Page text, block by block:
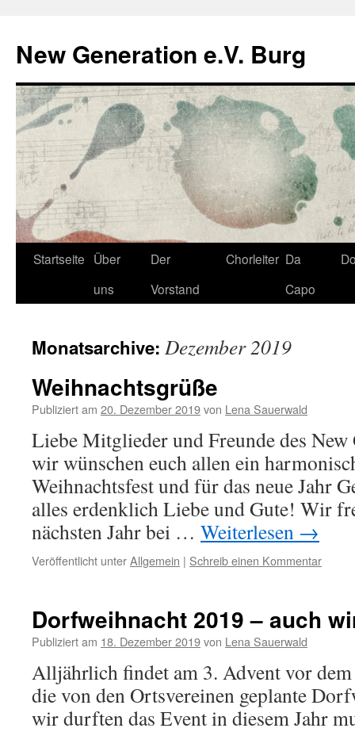
springen
New Generation e.V. Burg
Startseite Über
uns
Der
Vorstand
Chorleiter Da
Capo
Monatsarchive: Dezember 2019
Weihnachtsgrüße
Publiziert am 20. Dezember 2019von Lena Sauerwald
Liebe Mitglieder und Freunde des New
wir wünschen euch allen ein
Weihnachtsfest und für das neue Jahr
alles erdenklich Liebe und Gute! Wir
nächsten Jahr bei … Weiterlesen →
Veröffentlicht unterAllgemein | Schreib einen Kommentar
Dorfweihnacht 2019 – auch
Publiziert am 18. Dezember 2019von Lena Sauerwald
Alljährlich findet am 3. Advent vor
die von den Ortsvereinen geplante
wir durften das Event in diesem Jahr